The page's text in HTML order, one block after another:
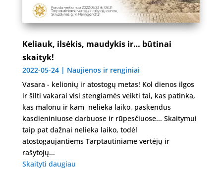
Keliauk, ilsėkis, maudykis ir… būtinai
skaityk!
2022-05-24| Naujienos ir renginiai
Vasara - kelionių ir atostogų metas! Kol dienos ilgos
ir šilti vakarai visi stengiamės veikti tai, kas patinka,
kas malonu ir kam nelieka laiko, paskendus
kasdieniniuose darbuose ir rūpesčiuose... Skaitymui
taip pat dažnai nelieka laiko, todėl
atostogaujantiems Tarptautiniame vertėjų ir
rašytojų...
Skaityti daugiau